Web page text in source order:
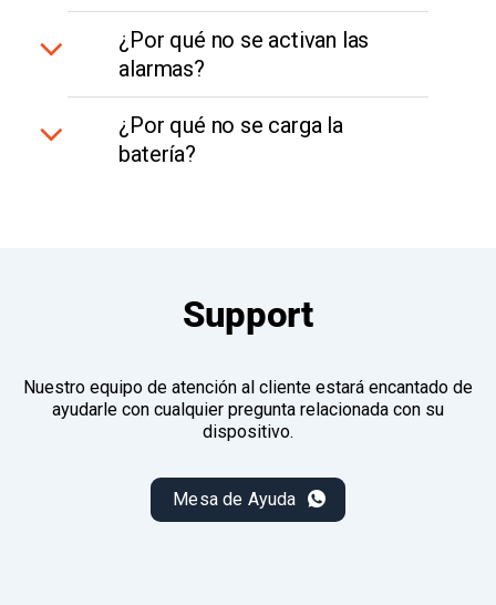
¿Por qué no se activan las
alarmas?
¿Por qué no se carga la
batería?
Support
Nuestro equipo de atención al cliente estará encantado de
ayudarle con cualquier pregunta relacionada con su
dispositivo.
Mesa de Ayuda